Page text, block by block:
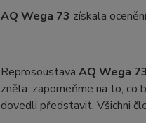
AQ Wega 73 získala
Reprosoustava AQ Wega 73
zněla: zapomeňme na to, co
dovedli představit. Všichni